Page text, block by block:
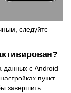
следуйте
данных с Android,
пункт
завершить